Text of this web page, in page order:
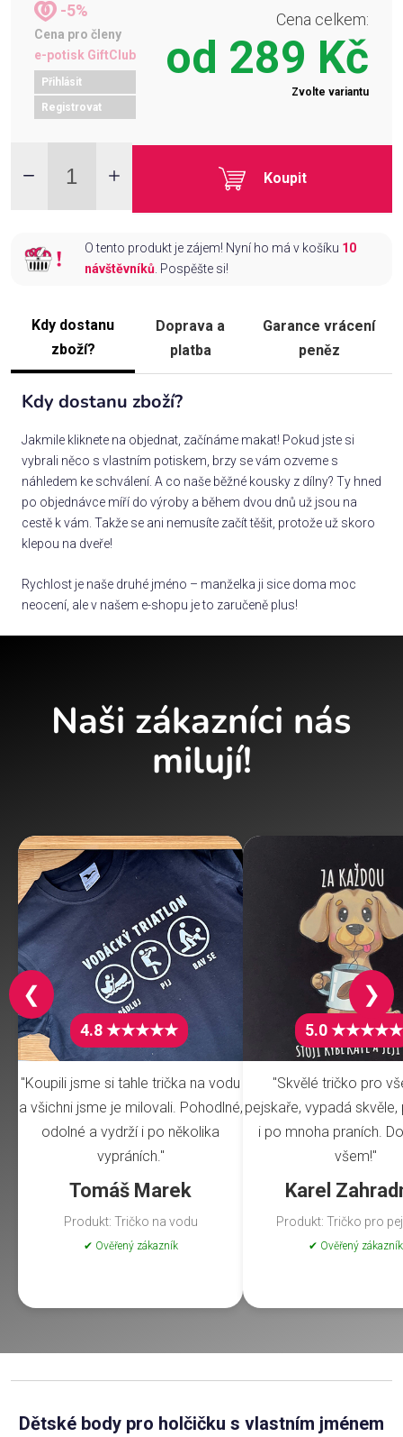
-5%
Cena pro členy
e-potisk GiftClub
Přihlásit
Registrovat
Cena celkem:
od 289 Kč
Zvolte variantu
Koupit
O tento produkt je zájem! Nyní ho má v košíku 10
návštěvníků. Pospěšte si!
Kdy dostanu
zboží?
Doprava a
platba
Garance vrácení
peněz
Kdy dostanu zboží?
Jakmile kliknete na objednat, začínáme makat! Pokud jste si
vybrali něco s vlastním potiskem, brzy se vám ozveme s
náhledem ke schválení. A co naše běžné kousky z dílny? Ty hned
po objednávce míří do výroby a během dvou dnů už jsou na
cestě k vám. Takže se ani nemusíte začít těšit, protože už skoro
klepou na dveře!
Rychlost je naše druhé jméno – manželka ji sice doma moc
neocení, ale v našem e-shopu je to zaručeně plus!
Naši zákazníci nás
milují!
4.8 ★★★★★
"Koupili jsme si tahle trička na vodu
a všichni jsme je milovali. Pohodlné,
odolné a vydrží i po několika
vypráních."
Tomáš Marek
Produkt: Tričko na vodu
✔ Ověřený zákazník
5.0 ★★★★★
"Skvělé tričko pro
pejskaře, vypadá
i po mnoha praních.
všem!"
Karel
Produkt: Tričko pro
✔ Ověřený zákazník
❮ ❯
Dětské body pro holčičku s vlastním jménem